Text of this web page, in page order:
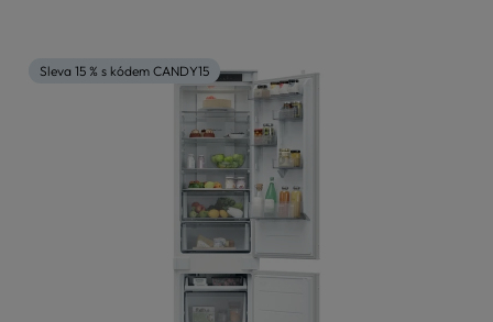
Sleva 15 % s kódem CANDY15